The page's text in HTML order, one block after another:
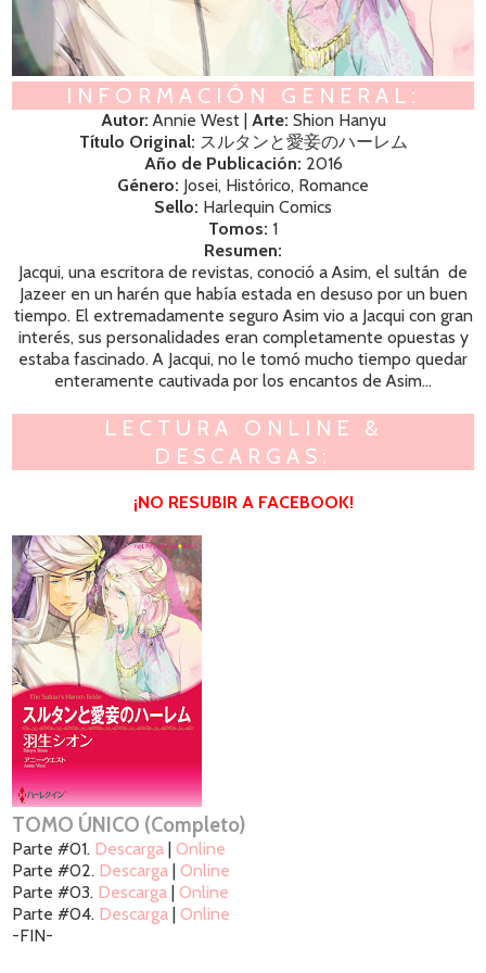
INFORMACIÓN GENERAL:
Autor: Annie West | Arte: Shion Hanyu
Título Original: スルタンと愛妾のハーレム
Año de Publicación: 2016
Género: Josei, Histórico, Romance
Sello: Harlequin Comics
Tomos: 1
Resumen:
Jacqui, una escritora de revistas, conoció a Asim, el sultán de
Jazeer en un harén que había estada en desuso por un buen
tiempo. El extremadamente seguro Asim vio a Jacqui con gran
interés, sus personalidades eran completamente opuestas y
estaba fascinado. A Jacqui, no le tomó mucho tiempo quedar
enteramente cautivada por los encantos de Asim...
LECTURA ONLINE &
DESCARGAS:
¡NO RESUBIR A FACEBOOK!
TOMO ÚNICO (Completo)
Parte #01. Descarga | Online
Parte #02. Descarga | Online
Parte #03. Descarga | Online
Parte #04. Descarga | Online
-FIN-